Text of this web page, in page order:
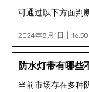
可通过以下方面判
2024年8月1日
防水灯带有哪些
当前市场存在多种